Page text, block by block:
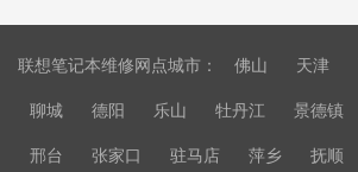
联想笔记本维修网点城市： 佛山 天津
聊城 德阳 乐山 牡丹江 景德镇
邢台 张家口 驻马店 萍乡 抚顺